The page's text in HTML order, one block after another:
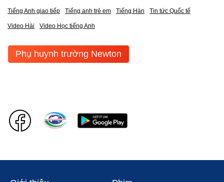
Tiếng Anh giao tiếp Tiếng anh trẻ em Tiếng Hàn Tin tức Quốc tế
Video Hài Video Học tiếng Anh
Phụ huynh trường Newton